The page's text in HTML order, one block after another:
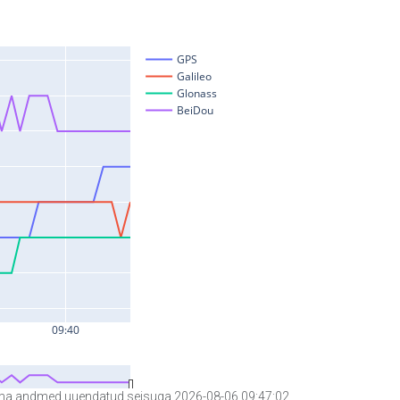
andmed uuendatud seisuga 2026-08-06 09:47:02